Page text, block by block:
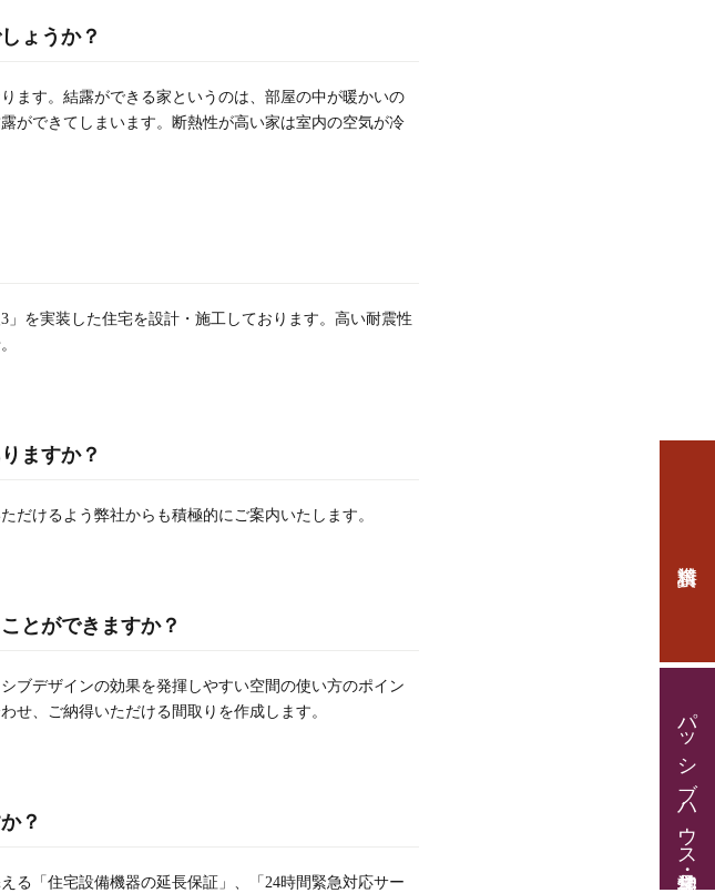
パッシブハウス見学・住宅相談
ょうか？
ます。結露ができる家というのは、部屋の中が暖かいの
ができてしまいます。断熱性が高い家は室内の空気が冷
を実装した住宅を設計・施工しております。高い耐震性
ますか？
だけるよう弊社からも積極的にご案内いたします。
とができますか？
ブデザインの効果を発揮しやすい空間の使い方のポイン
せ、ご納得いただける間取りを作成します。
？
る「住宅設備機器の延長保証」、「24時間緊急対応サー